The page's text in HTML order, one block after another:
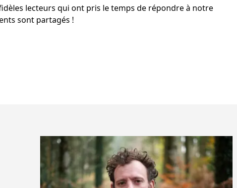
lecteurs qui ont pris le temps de répondre à notre
sont partagés !